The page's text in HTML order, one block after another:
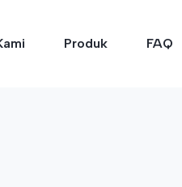
Produk FAQ